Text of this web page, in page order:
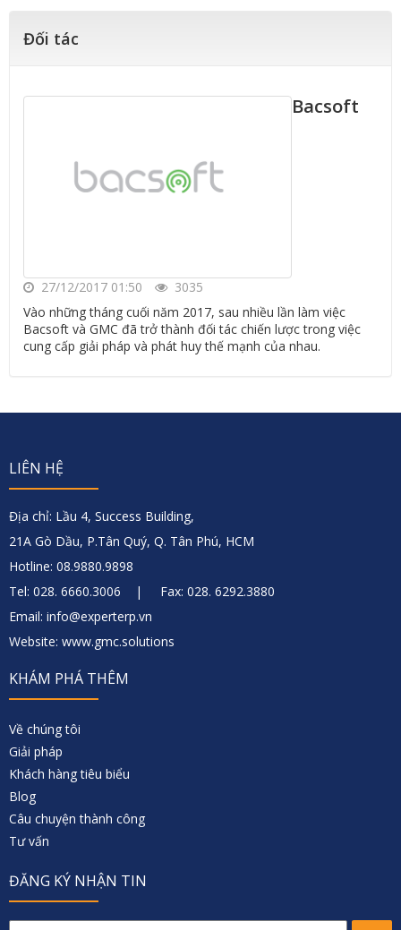
Đối tác
Bacsoft
27/12/2017 01:50
3035
Vào những tháng cuối năm 2017, sau nhiều lần làm việc
Bacsoft và GMC đã trở thành đối tác chiến lược trong việc
cung cấp giải pháp và phát huy thế mạnh của nhau.
LIÊN HỆ
Địa chỉ: Lầu 4, Success Building,
21A Gò Dầu, P.Tân Quý, Q. Tân Phú, HCM
Hotline: 08.9880.9898
Tel: 028. 6660.3006 | Fax: 028. 6292.3880
Email: info@experterp.vn
Website: www.gmc.solutions
KHÁM PHÁ THÊM
Về chúng tôi
Giải pháp
Khách hàng tiêu biểu
Blog
Câu chuyện thành công
Tư vấn
ĐĂNG KÝ NHẬN TIN